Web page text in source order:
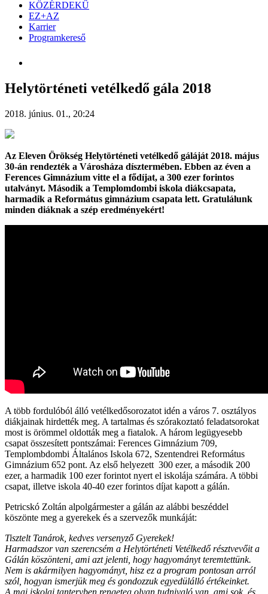
KÖZÉRDEKŰ
EZ+AZ
Karrier
Programkereső
Helytörténeti vetélkedő gála 2018
2018. június. 01., 20:24
Az Eleven Örökség Helytörténeti vetélkedő gáláját 2018. május
30-án rendezték a Városháza dísztermében. Ebben az éven a
Ferences Gimnázium vitte el a fődíjat, a 300 ezer forintos
utalványt. Második a Templomdombi iskola diákcsapata,
harmadik a Református gimnázium csapata lett. Gratulálunk
minden diáknak a szép eredményekért!
A több fordulóból álló vetélkedősorozatot idén a város 7. osztályos
diákjainak hirdették meg. A tartalmas és szórakoztató feladatsorokat
most is örömmel oldották meg a fiatalok. A három legügyesebb
csapat összesített pontszámai: Ferences Gimnázium 709,
Templombdombi Általános Iskola 672, Szentendrei Református
Gimnázium 652 pont. Az első helyezett 300 ezer, a második 200
ezer, a harmadik 100 ezer forintot nyert el iskolája számára. A többi
csapat, illetve iskola 40-40 ezer forintos díjat kapott a gálán.
Petricskó Zoltán alpolgármester a gálán az alábbi beszéddel
köszönte meg a gyerekek és a szervezők munkáját:
Tisztelt Tanárok, kedves versenyző Gyerekek!
Harmadszor van szerencsém a Helytörténeti Vetélkedő résztvevőit a
Gálán köszönteni, ami azt jelenti, hogy hagyományt teremtettünk.
Nem is akármilyen hagyományt, hisz ez a program pontosan arról
szól, hogyan ismerjük meg és gondozzuk egyedülálló értékeinket.
A mai iskolai tantervben rengeteg olyan tudnivaló van, ami sok, és